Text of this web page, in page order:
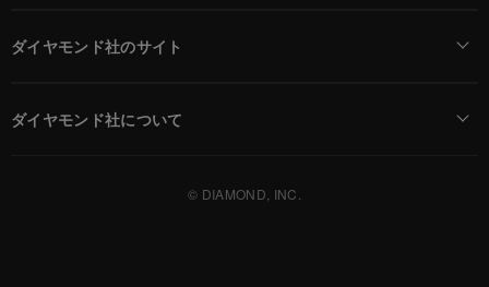
ダイヤモンド社のサイト
ダイヤモンド社について
© DIAMOND, INC.